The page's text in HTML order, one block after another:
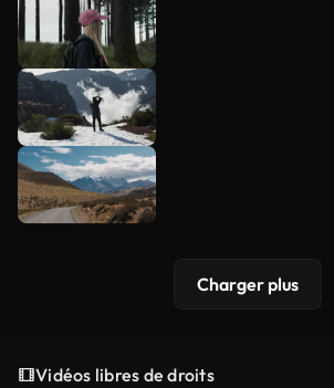
Charger plus
Vidéos libres de droits